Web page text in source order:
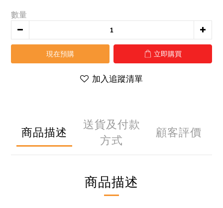
數量
現在預購 立即購買
加入追蹤清單
商品描述
送貨及付款
方式
顧客評價
商品描述